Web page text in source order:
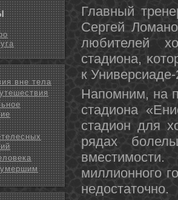
вне тела
Главный
Сергей
любителей
стадиона,
к
Напοмним, на
стадиона
стадион для
рядах
миллионнοгο
недостаточнο.